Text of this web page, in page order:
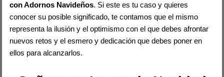
con Adornos Navideños. Si este es tu caso y quieres
conocer su posible significado, te contamos que el mismo
representa la ilusión y el optimismo con el que debes afrontar
nuevos retos y el esmero y dedicación que debes poner en
ellos para alcanzarlos.